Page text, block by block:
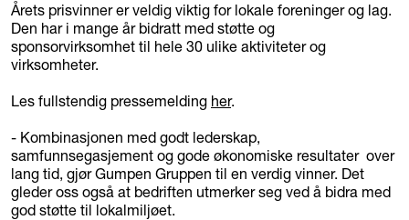
Årets prisvinner er veldig viktig for lokale foreninger og lag.
Den har i mange år bidratt med støtte og
sponsorvirksomhet til hele 30 ulike aktiviteter og
virksomheter.
Les fullstendig pressemelding her.
- Kombinasjonen med godt lederskap,
samfunnsegasjement og gode økonomiske resultater over
lang tid, gjør Gumpen Gruppen til en verdig vinner. Det
gleder oss også at bedriften utmerker seg ved å bidra med
god støtte til lokalmiljøet.